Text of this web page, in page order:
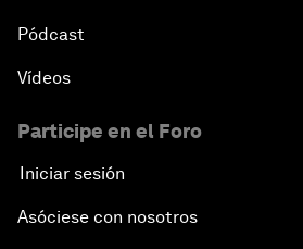
Pódcast
Vídeos
Participe en el Foro
Iniciar sesión
Asóciese con nosotros